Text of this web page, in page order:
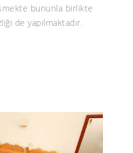
bununla birlikte
de yapılmaktadır.